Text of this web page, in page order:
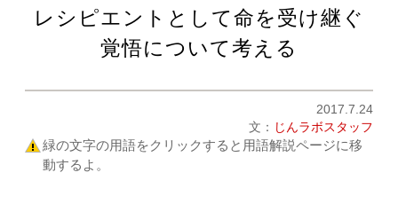
レシピエントとして命を受け継ぐ
覚悟について考える
2017.7.24
文： じんラボスタッフ
緑の文字の用語をクリックすると用語解説ページに移
動するよ。